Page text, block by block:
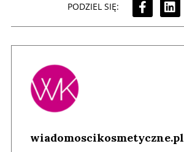
PODZIEL SIĘ:
wiadomoscikosmetyczne.pl